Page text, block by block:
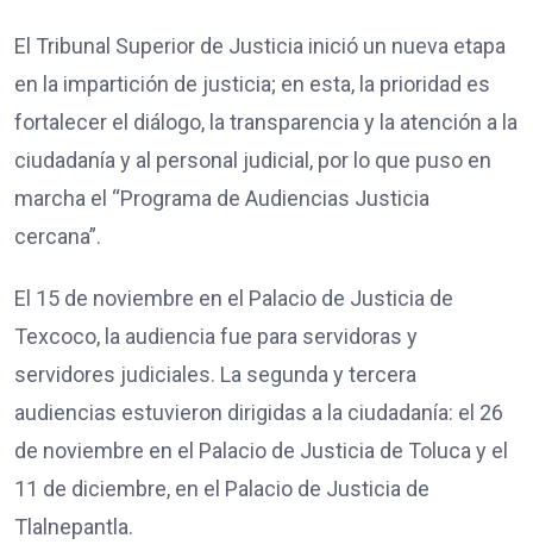
El Tribunal Superior de Justicia inició un nueva etapa
en la impartición de justicia; en esta, la prioridad es
fortalecer el diálogo, la transparencia y la atención a la
ciudadanía y al personal judicial, por lo que puso en
marcha el “Programa de Audiencias Justicia
cercana”.
El 15 de noviembre en el Palacio de Justicia de
Texcoco, la audiencia fue para servidoras y
servidores judiciales. La segunda y tercera
audiencias estuvieron dirigidas a la ciudadanía: el 26
de noviembre en el Palacio de Justicia de Toluca y el
11 de diciembre, en el Palacio de Justicia de
Tlalnepantla.